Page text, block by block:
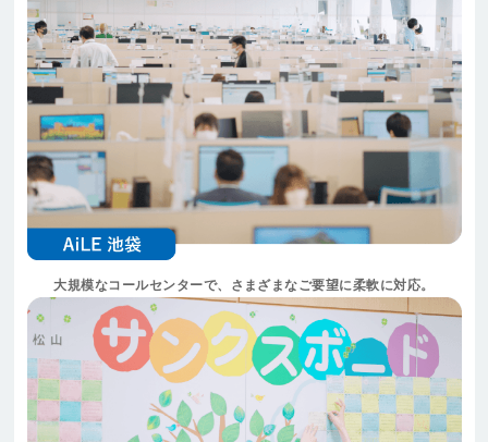
大規模なコールセンターで、さまざまなご要望に柔軟に対応。